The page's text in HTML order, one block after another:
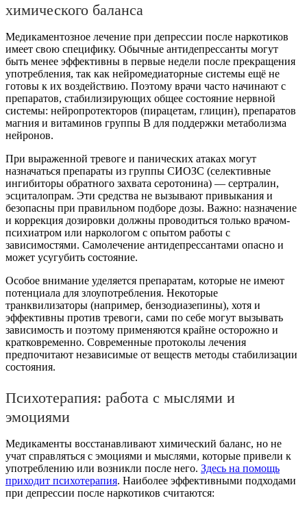
химического баланса
Медикаментозное лечение при депрессии после наркотиков
имеет свою специфику. Обычные антидепрессанты могут
быть менее эффективны в первые недели после прекращения
употребления, так как нейромедиаторные системы ещё не
готовы к их воздействию. Поэтому врачи часто начинают с
препаратов, стабилизирующих общее состояние нервной
системы: нейропротекторов (пирацетам, глицин), препаратов
магния и витаминов группы B для поддержки метаболизма
нейронов.
При выраженной тревоге и панических атаках могут
назначаться препараты из группы СИОЗС (селективные
ингибиторы обратного захвата серотонина) — сертралин,
эсциталопрам. Эти средства не вызывают привыкания и
безопасны при правильном подборе дозы. Важно: назначение
и коррекция дозировки должны проводиться только врачом-
психиатром или наркологом с опытом работы с
зависимостями. Самолечение антидепрессантами опасно и
может усугубить состояние.
Особое внимание уделяется препаратам, которые не имеют
потенциала для злоупотребления. Некоторые
транквилизаторы (например, бензодиазепины), хотя и
эффективны против тревоги, сами по себе могут вызывать
зависимость и поэтому применяются крайне осторожно и
кратковременно. Современные протоколы лечения
предпочитают независимые от веществ методы стабилизации
состояния.
Психотерапия: работа с мыслями и
эмоциями
Медикаменты восстанавливают химический баланс, но не
учат справляться с эмоциями и мыслями, которые привели к
употреблению или возникли после него. Здесь на помощь
приходит психотерапия. Наиболее эффективными подходами
при депрессии после наркотиков считаются: